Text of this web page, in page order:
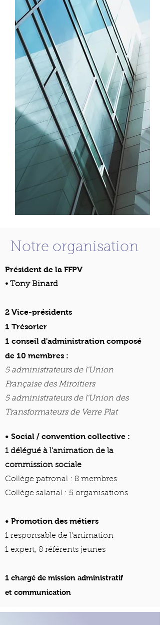
Notre organisation
Président de la FFPV
• Tony Binard
2 Vice-présidents
1 Trésorier
1 conseil d'administration composé
de 10 membres :
5 administrateurs de l'Union
Française des Miroitiers
5 administrateurs de l'Union des
Transformateurs de Verre Plat
• Social / convention collective :
1 délégué à l'animation de la
commission sociale
Collège patronal : 8 membres
Collège salarial : 5 organisations
• Promotion des métiers
1 responsable de l'animation
1 expert, 8 référents jeunes
1 chargé de mission administratif
et communication